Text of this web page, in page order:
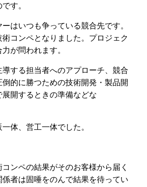
す。
はいつも争っている競合先です。
コンペとなりました。プロジェク
が問われます。
する担当者へのアプローチ、競合
的に勝つための技術開発・製品開
開するときの準備などな
体、営工一体でした。
ンペの結果がそのお客様から届く
者は固唾をのんで結果を待ってい